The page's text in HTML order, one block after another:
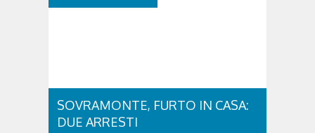
SOVRAMONTE, FURTO IN CASA:
DUE ARRESTI